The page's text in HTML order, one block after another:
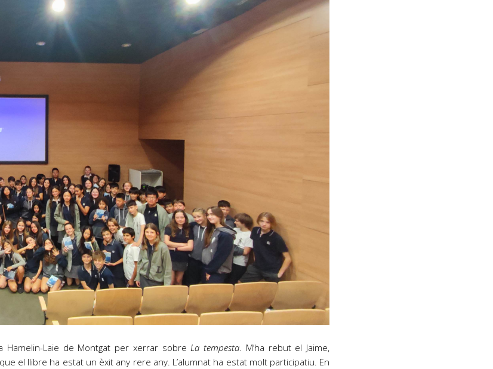
Laie de Montgat per xerrar sobre La tempesta . M’ha rebut el Jaime,
el llibre ha estat un èxit any rere any. L’alumnat ha estat molt participatiu. En